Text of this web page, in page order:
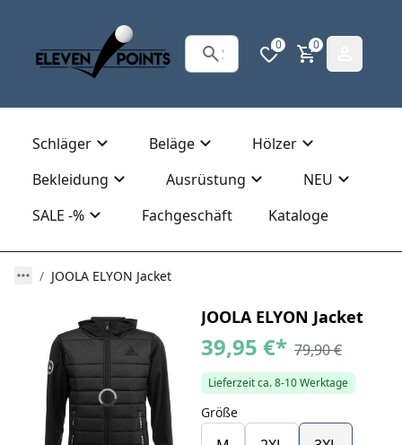
0 0
Schläger Beläge
Hölzer
Bekleidung
Ausrüstung
NEU
SALE -%
Fachgeschäft Kataloge
JOOLA ELYON Jacket
JOOLA ELYON Jacket
39,95 €* 79,90 €
Lieferzeit ca. 8-10 Werktage
Größe